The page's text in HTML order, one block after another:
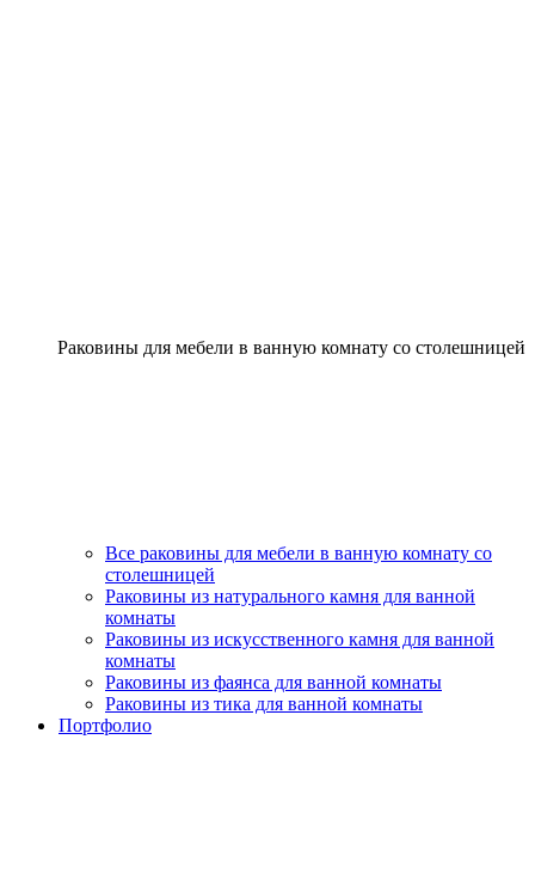
Раковины для мебели в ванную комнату со столешницей
Все раковины для мебели в ванную комнату со
столешницей
Раковины из натурального камня для ванной
комнаты
Раковины из искусственного камня для ванной
комнаты
Раковины из фаянса для ванной комнаты
Раковины из тика для ванной комнаты
Портфолио